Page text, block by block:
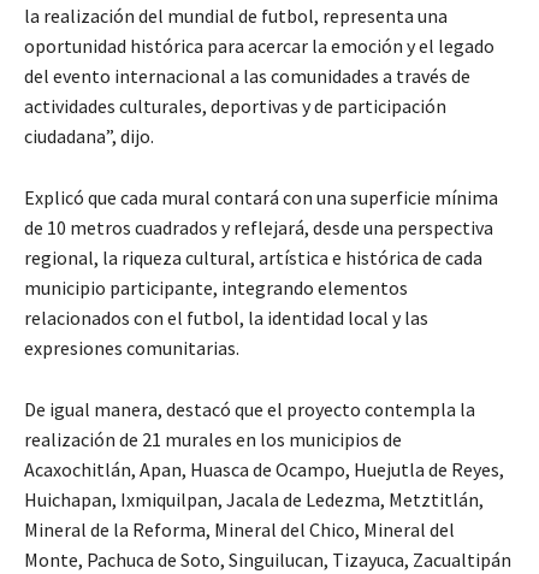
la realización del mundial de futbol, representa una
oportunidad histórica para acercar la emoción y el legado
del evento internacional a las comunidades a través de
actividades culturales, deportivas y de participación
ciudadana”, dijo.
Explicó que cada mural contará con una superficie mínima
de 10 metros cuadrados y reflejará, desde una perspectiva
regional, la riqueza cultural, artística e histórica de cada
municipio participante, integrando elementos
relacionados con el futbol, la identidad local y las
expresiones comunitarias.
De igual manera, destacó que el proyecto contempla la
realización de 21 murales en los municipios de
Acaxochitlán, Apan, Huasca de Ocampo, Huejutla de Reyes,
Huichapan, Ixmiquilpan, Jacala de Ledezma, Metztitlán,
Mineral de la Reforma, Mineral del Chico, Mineral del
Monte, Pachuca de Soto, Singuilucan, Tizayuca, Zacualtipán